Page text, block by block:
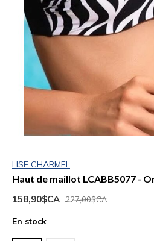
LISE CHARMEL
Haut de maillot LCABB5077 -
158,90$CA 227,00$CA
En stock